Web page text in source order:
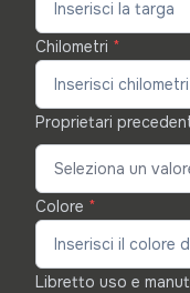
Chilometri *
Proprietari
Seleziona un
Colore *
Libretto uso e